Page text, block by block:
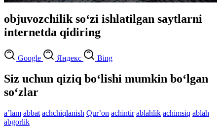
objuvozchilik so‘zi ishlatilgan saytlarni
internetda qidiring
Google Яндекс Bing
Siz uchun qiziq bo‘lishi mumkin bo‘lgan
so‘zlar
aʼlam abbat achchiqlanish Qurʼon achintir ablahlik achimsiq ablah
abgorlik